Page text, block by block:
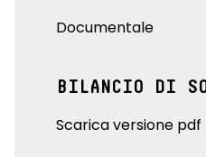
Documentale
BILANCIO DI
Scarica versione pdf